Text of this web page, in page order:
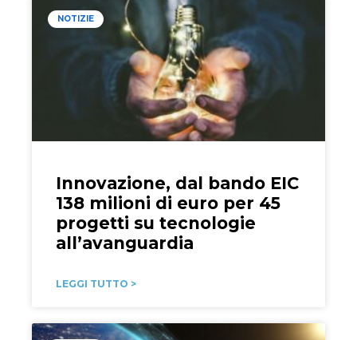
NOTIZIE
Innovazione, dal bando EIC
138 milioni di euro per 45
progetti su tecnologie
all’avanguardia
LEGGI TUTTO >